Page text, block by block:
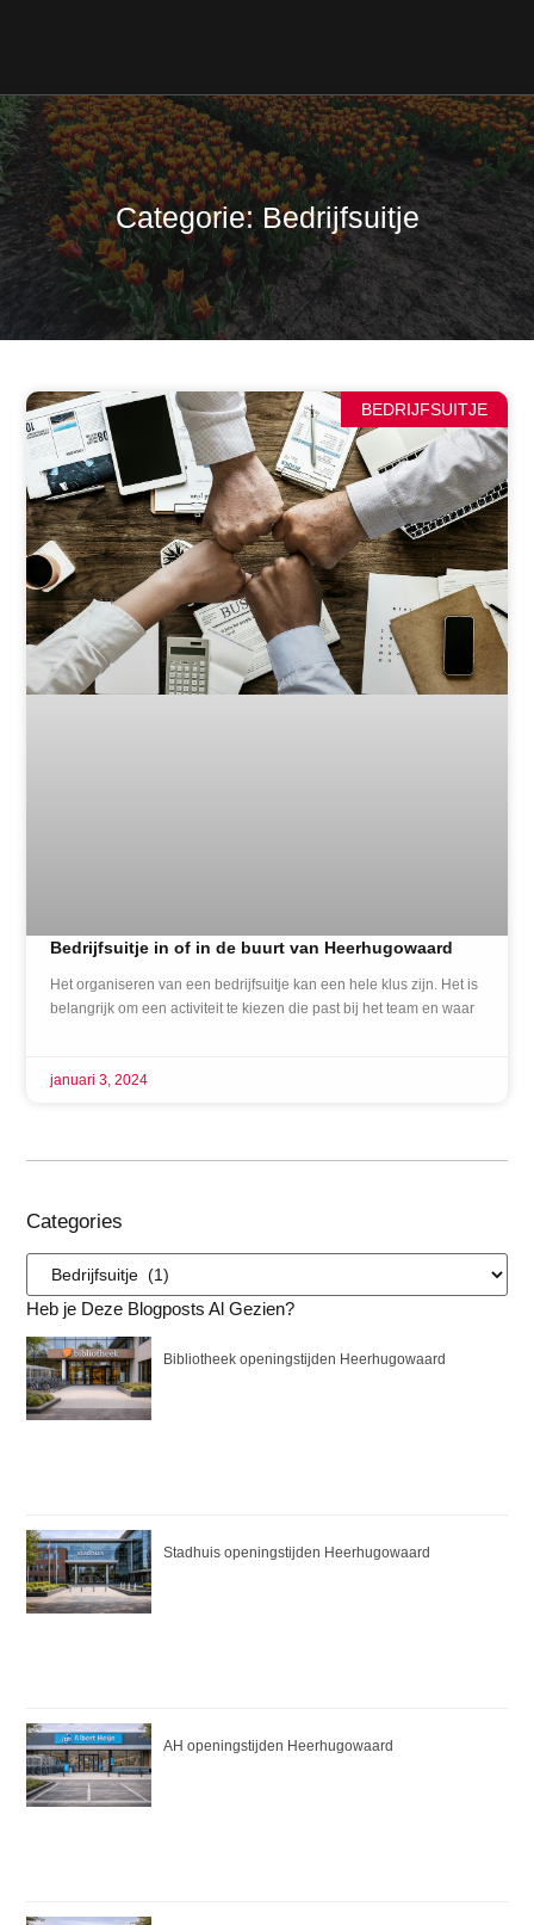
Categorie: Bedrijfsuitje
Categories
Heb je Deze Blogposts Al Gezien?
Bibliotheek openingstijden Heerhugowaard
Stadhuis openingstijden Heerhugowaard
AH openingstijden Heerhugowaard
BEDRIJFSUITJE
Bedrijfsuitje in of in de buurt van Heerhugowaard
Het organiseren van een bedrijfsuitje kan een hele klus zijn. Het is
belangrijk om een activiteit te kiezen die past bij het team en waar
januari 3, 2024